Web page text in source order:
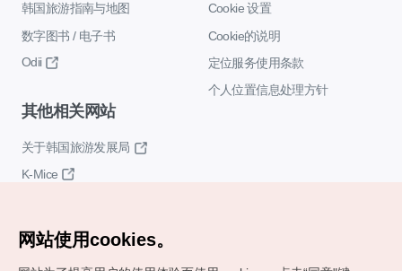
韩国旅游指南与地图
数字图书 / 电子书
Odii
Cookie 设置
Cookie的说明
定位服务使用条款
个人位置信息处理方针
其他相关网站
关于韩国旅游发展局
K-Mice
网站使用cookies。